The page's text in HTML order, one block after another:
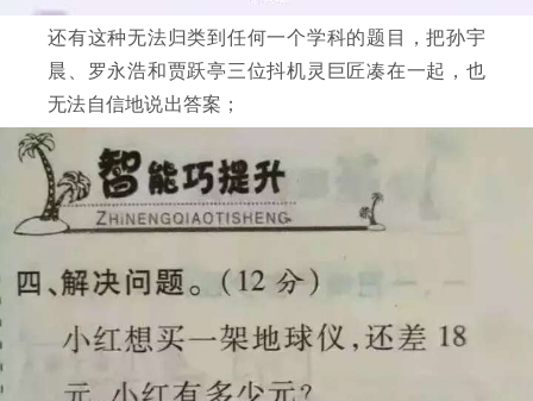
还有这种无法归类到任何一个学科的题目，把孙宇
晨、罗永浩和贾跃亭三位抖机灵巨匠凑在一起，也
无法自信地说出答案；